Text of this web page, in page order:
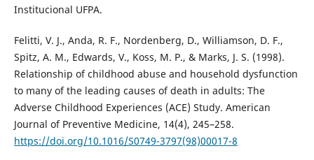
Institucional UFPA.
Felitti, V. J., Anda, R. F., Nordenberg, D., Williamson, D. F.,
Spitz, A. M., Edwards, V., Koss, M. P., & Marks, J. S. (1998).
Relationship of childhood abuse and household dysfunction
to many of the leading causes of death in adults: The
Adverse Childhood Experiences (ACE) Study. American
Journal of Preventive Medicine, 14(4), 245–258.
https://doi.org/10.1016/S0749-3797(98)00017-8